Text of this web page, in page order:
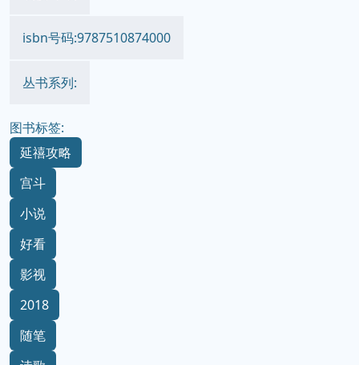
isbn号码:9787510874000
丛书系列:
图书标签:
延禧攻略
宫斗
小说
好看
影视
2018
随笔